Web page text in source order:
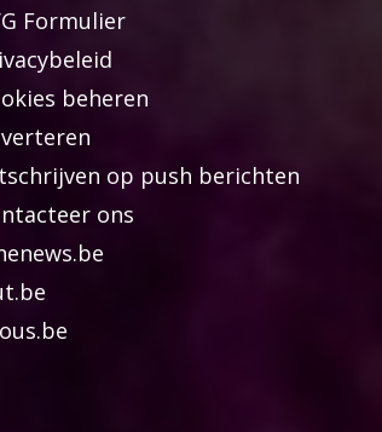
Formulier
beheren
op push berichten
ons